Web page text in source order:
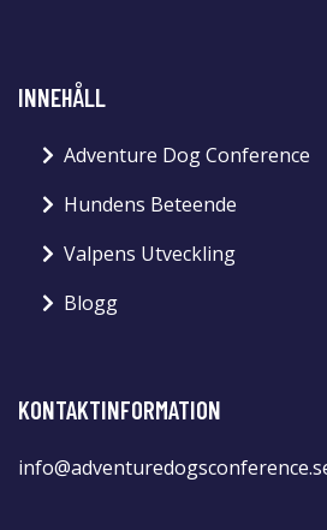
INNEHÅLL
Adventure Dog Conference
Hundens Beteende
Valpens Utveckling
Blogg
KONTAKTINFORMATION